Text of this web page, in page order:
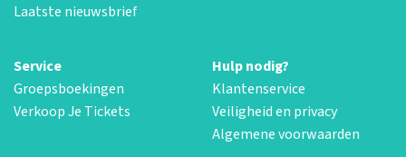
Laatste nieuwsbrief
Service
Groepsboekingen
Verkoop Je Tickets
Hulp nodig?
Klantenservice
Veiligheid en privacy
Algemene voorwaarden